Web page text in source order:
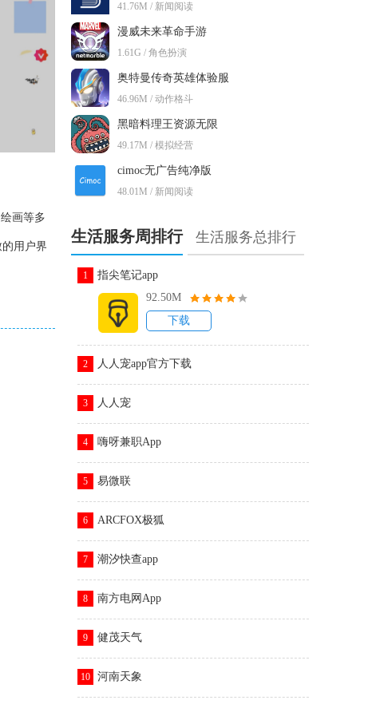
画等多
用户界
41.76M / 新闻阅读
漫威未来革命手游
1.61G / 角色扮演
奥特曼传奇英雄体验服
46.96M / 动作格斗
黑暗料理王资源无限
49.17M / 模拟经营
cimoc无广告纯净版
48.01M / 新闻阅读
生活服务周排行 生活服务总排行
1
指尖笔记app
92.50M
下载
2 人人宠app官方下载
3 人人宠
4 嗨呀兼职App
5 易微联
6 ARCFOX极狐
7 潮汐快查app
8 南方电网App
9 健茂天气
10 河南天象